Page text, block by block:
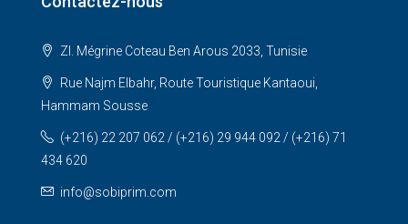
ZI. Mégrine Coteau Ben Arous 2033, Tunisie
Rue Najm Elbahr, Route Touristique Kantaoui,
Hammam Sousse
(+216) 22 207 062 / (+216) 29 944 092 / (+216) 71
434 620
info@sobiprim.com